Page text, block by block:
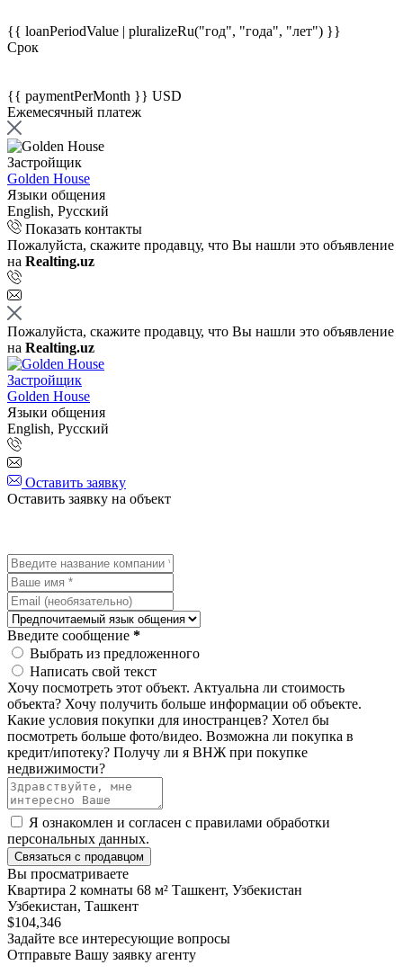
{{ loanPeriodValue | pluralizeRu("год", "года", "лет") }}
Срок
{{ paymentPerMonth }} USD
Ежемесячный платеж
Застройщик
Golden House
Языки общения
English, Русский
Показать контакты
Пожалуйста, скажите продавцу, что Вы нашли это объявление
на Realting.uz
Пожалуйста, скажите продавцу, что Вы нашли это объявление
на Realting.uz
Застройщик
Golden House
Языки общения
English, Русский
Оставить заявку
Оставить заявку на объект
Введите сообщение *
Выбрать из предложенного
Написать свой текст
Хочу посмотреть этот объект. Актуальна ли стоимость
объекта? Хочу получить больше информации об объекте.
Какие условия покупки для иностранцев? Хотел бы
посмотреть больше фото/видео. Возможна ли покупка в
кредит/ипотеку? Получу ли я ВНЖ при покупке
недвижимости?
Я ознакомлен и согласен с правилами обработки
персональных данных.
Связаться с продавцом
Вы просматриваете
Квартира 2 комнаты 68 м² Ташкент, Узбекистан
Узбекистан, Ташкент
$104,346
Задайте все интересующие вопросы
Отправьте Вашу заявку агенту